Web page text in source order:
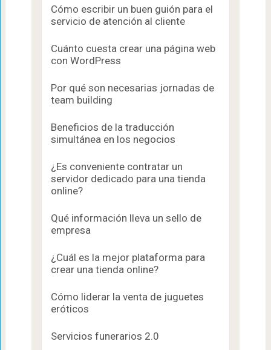
Cómo escribir un buen guión para el
servicio de atención al cliente
Cuánto cuesta crear una página web
con WordPress
Por qué son necesarias jornadas de
team building
Beneficios de la traducción
simultánea en los negocios
¿Es conveniente contratar un
servidor dedicado para una tienda
online?
Qué información lleva un sello de
empresa
¿Cuál es la mejor plataforma para
crear una tienda online?
Cómo liderar la venta de juguetes
eróticos
Servicios funerarios 2.0